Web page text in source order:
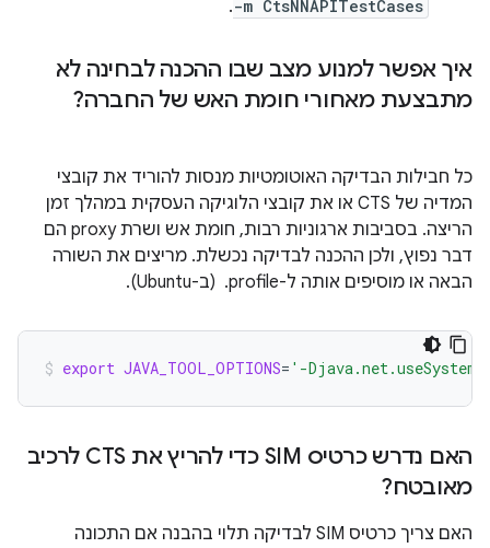
-m CtsNNAPITestCases
.
איך אפשר למנוע מצב שבו ההכנה לבחינה לא
מתבצעת מאחורי חומת האש של החברה?
כל חבילות הבדיקה האוטומטיות מנסות להוריד את קובצי
המדיה של CTS או את קובצי הלוגיקה העסקית במהלך זמן
הריצה. בסביבות ארגוניות רבות, חומת אש ושרת proxy הם
דבר נפוץ, ולכן ההכנה לבדיקה נכשלת. מריצים את השורה
הבאה או מוסיפים אותה ל-‎ .profile (ב-Ubuntu).
export JAVA_TOOL_OPTIONS= '-
האם נדרש כרטיס SIM כדי להריץ את CTS לרכיב
מאובטח?
האם צריך כרטיס SIM לבדיקה תלוי בהבנה אם התכונה